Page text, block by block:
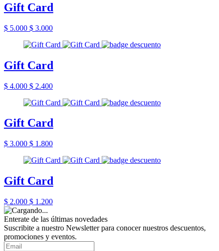
Gift Card
$ 5.000 $ 3.000
Gift Card
$ 4.000 $ 2.400
Gift Card
$ 3.000 $ 1.800
Gift Card
$ 2.000 $ 1.200
Enterate de las últimas novedades
Suscribite a nuestro Newsletter para conocer nuestros descuentos,
promociones y eventos.